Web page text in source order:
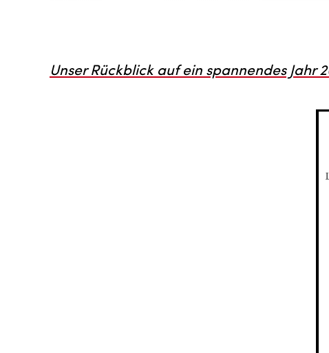
Unser Rückblick auf ein spannendes Jahr